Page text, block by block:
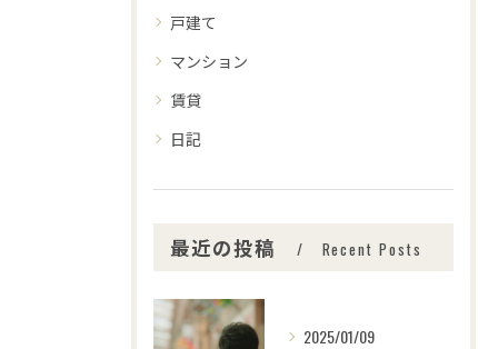
戸建て
マンション
賃貸
日記
最近の投稿 Recent Posts
2025/01/09